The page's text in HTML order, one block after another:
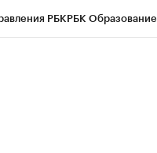
РБКРБК Образование